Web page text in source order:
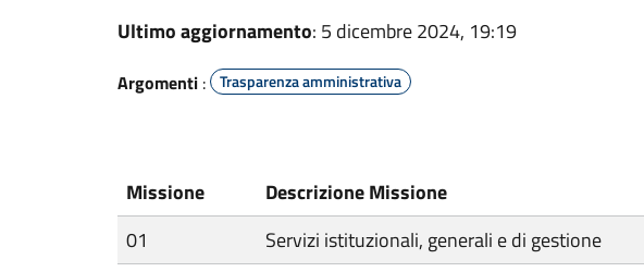
Ultimo aggiornamento: 5 dicembre 2024, 19:19
Argomenti : Trasparenza amministrativa
Missione Descrizione Missione
01
Servizi istituzionali, generali e di gestione